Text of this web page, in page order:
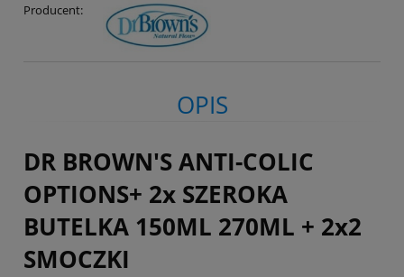
Producent:
OPIS
DR BROWN'S ANTI-COLIC
OPTIONS+ 2x SZEROKA
BUTELKA 150ML 270ML + 2x2
SMOCZKI